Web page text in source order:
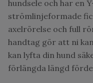
hundsele och har en
strömlinjeformade
axelrörelse och full
handtag gör att ni
kan lyfta din hund
förlängda längd